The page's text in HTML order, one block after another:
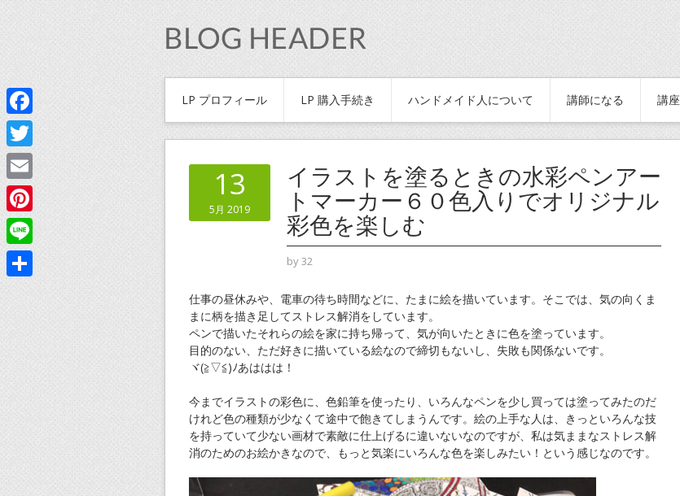
LP プロフィール LP 購入手続き ハンドメイド人について 講師になる 講座
13
5月 2019
イラストを塗るときの水彩ペンアー
トマーカー６０色入りでオリジナル
彩色を楽しむ
by32
仕事の昼休みや、電車の待ち時間などに、たまに絵を描いています。そこでは、気の向くま
まに柄を描き足してストレス解消をしています。
ペンで描いたそれらの絵を家に持ち帰って、気が向いたときに色を塗っています。
目的のない、ただ好きに描いている絵なので締切もないし、失敗も関係ないです。
ヾ(≧▽≦)ﾉあははは！
今までイラストの彩色に、色鉛筆を使ったり、いろんなペンを少し買っては塗ってみたのだ
けれど色の種類が少なくて途中で飽きてしまうんです。絵の上手な人は、きっといろんな技
を持っていて少ない画材で素敵に仕上げるに違いないなのですが、私は気ままなストレス解
消のためのお絵かきなので、もっと気楽にいろんな色を楽しみたい！という感じなのです。
Facebook
Twitter
Email
Pinterest
Line